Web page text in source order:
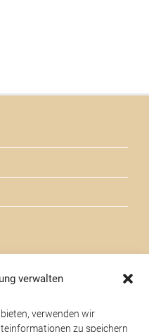
verwalten
verwenden wir
zu speichern